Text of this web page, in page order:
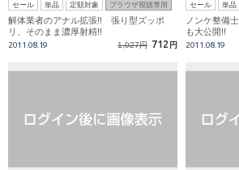
セール 単品 定額対象 ブラウザ視聴専用
解体業者のアナル拡張!! 張り型ズッポ
リ、そのまま濃厚射精!!
2011.08.19 1,027円 712 円
セール 単品
ノンケ整備
も大公開!!
2011.08.19